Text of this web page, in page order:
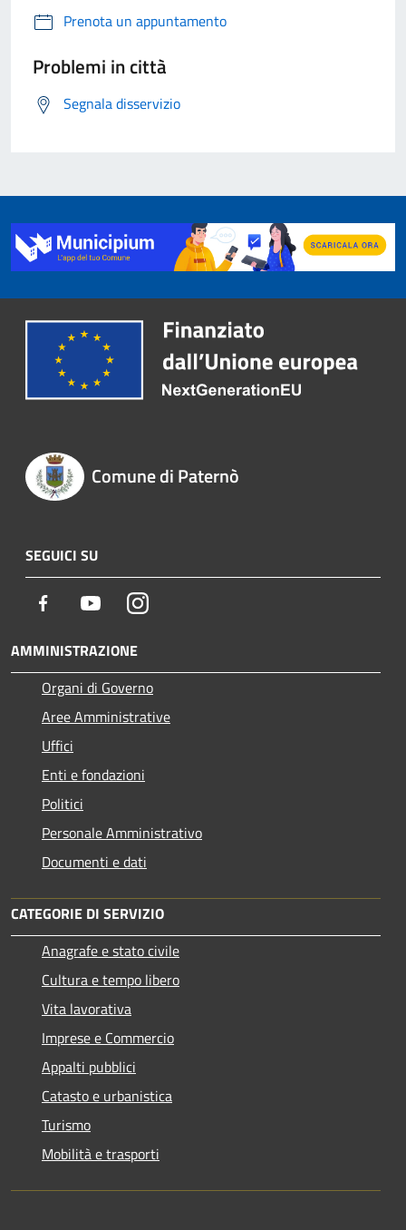
Prenota un appuntamento
Problemi in città
Segnala disservizio
Comune di Paternò
SEGUICI SU
Facebook YoutubeInstagram
AMMINISTRAZIONE
Organi di Governo
Aree Amministrative
Uffici
Enti e fondazioni
Politici
Personale Amministrativo
Documenti e dati
CATEGORIE DI SERVIZIO
Anagrafe e stato civile
Cultura e tempo libero
Vita lavorativa
Imprese e Commercio
Appalti pubblici
Catasto e urbanistica
Turismo
Mobilità e trasporti